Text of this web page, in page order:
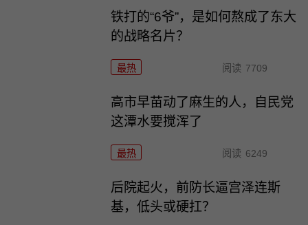
铁打的“6爷”，是如何熬成了东大
的战略名片？
最热 阅读 7709
高市早苗动了麻生的人，自民党
这潭水要搅浑了
最热 阅读 6249
后院起火，前防长逼宫泽连斯
基，低头或硬扛？